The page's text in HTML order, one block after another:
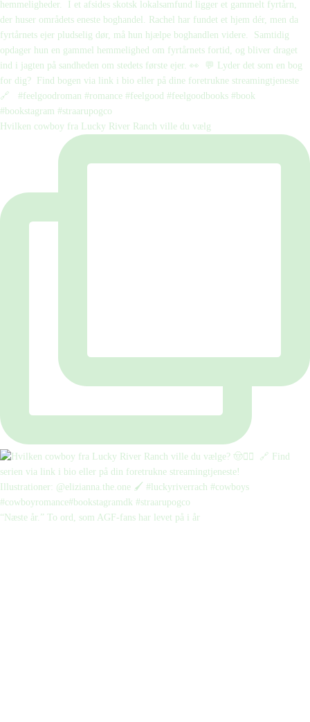
Hvilken cowboy fra Lucky River Ranch ville du vælg
“Næste år.” To ord, som AGF-fans har levet på i år